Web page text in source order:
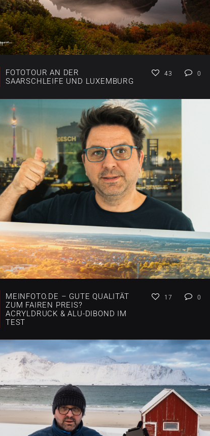
FOTOTOUR AN DER
SAARSCHLEIFE UND LUXEMBURG
43 0
MEINFOTO.DE – GUTE QUALITÄT
ZUM FAIREN PREIS?
ACRYLDRUCK & ALU-DIBOND IM
TEST
17 0